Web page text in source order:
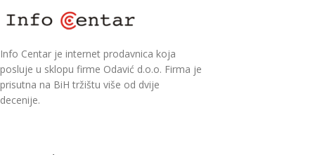
Info Centar je internet prodavnica koja
posluje u sklopu firme Odavić d.o.o. Firma je
prisutna na BiH tržištu više od dvije
decenije.